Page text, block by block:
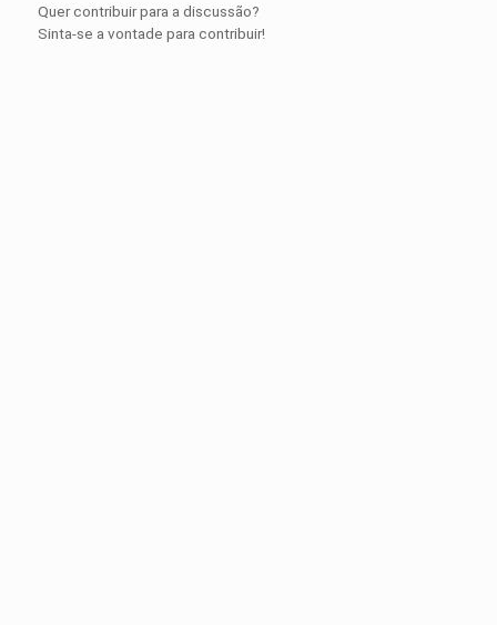
Quer contribuir para a discussão?
Sinta-se a vontade para contribuir!